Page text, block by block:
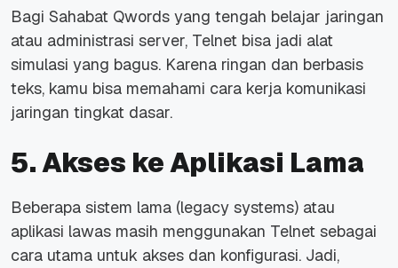
Bagi Sahabat Qwords yang tengah belajar jaringan
atau administrasi server, Telnet bisa jadi alat
simulasi yang bagus. Karena ringan dan berbasis
teks, kamu bisa memahami cara kerja komunikasi
jaringan tingkat dasar.
5. Akses ke Aplikasi Lama
Beberapa sistem lama (legacy systems) atau
aplikasi lawas masih menggunakan Telnet sebagai
cara utama untuk akses dan konfigurasi. Jadi,